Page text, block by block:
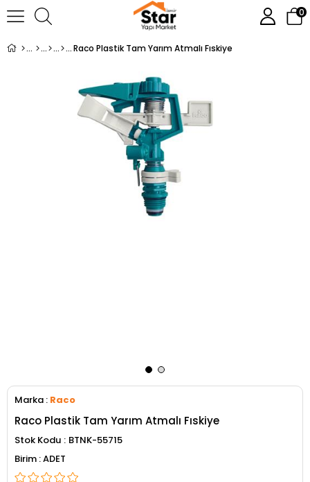
0
Raco Plastik Tam Yarım Atmalı Fıskiye
Marka : Raco
Raco Plastik Tam Yarım Atmalı Fıskiye
Stok Kodu
BTNK-55715
ADET